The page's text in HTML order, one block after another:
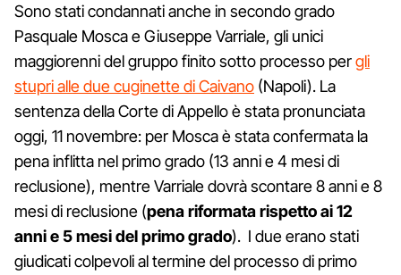
Sono stati condannati anche in secondo grado
Pasquale Mosca e Giuseppe Varriale, gli unici
maggiorenni del gruppo finito sotto processo pergli
stupri alle due cuginette di Caivano (Napoli). La
sentenza della Corte di Appello è stata pronunciata
oggi, 11 novembre: per Mosca è stata confermata la
pena inflitta nel primo grado (13 anni e 4 mesi di
reclusione), mentre Varriale dovrà scontare 8 anni e 8
mesi di reclusione (pena riformata rispetto ai 12
anni e 5 mesi del primo grado). I due erano stati
giudicati colpevoli al termine del processo di primo